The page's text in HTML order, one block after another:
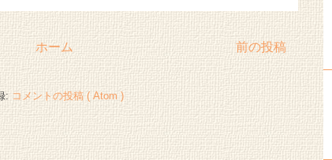
前の投稿
ホーム
: コメントの投稿 ( Atom )